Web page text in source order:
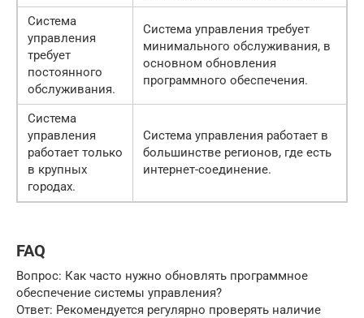
Система
управления
требует
постоянного
обслуживания.
Система управления требует
минимального обслуживания, в
основном обновления
программного обеспечения.
Система
управления
работает только
в крупных
городах.
Система управления работает в
большинстве регионов, где есть
интернет-соединение.
FAQ
Вопрос: Как часто нужно обновлять программное
обеспечение системы управления?
Ответ: Рекомендуется регулярно проверять наличие